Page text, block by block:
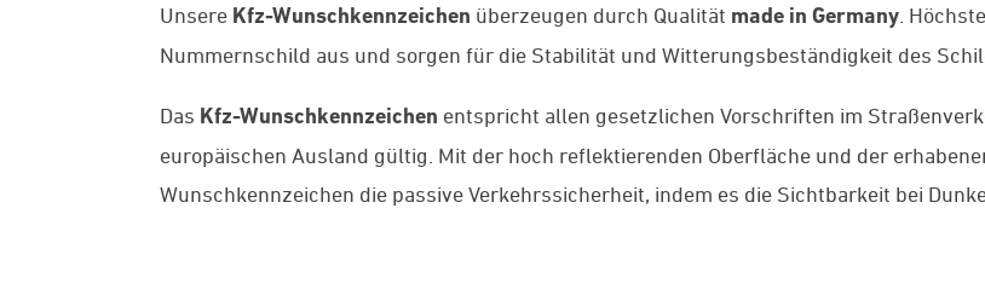
Unsere Kfz-Wunschkennzeichen überzeugen durch Qualität made in Germany .
Nummernschild aus und sorgen für die Stabilität und Witterungsbeständigkeit des
Das Kfz-Wunschkennzeichen entspricht allen gesetzlichen Vorschriften im
europäischen Ausland gültig. Mit der hoch reflektierenden Oberfläche und der
Wunschkennzeichen die passive Verkehrssicherheit, indem es die Sichtbarkeit bei